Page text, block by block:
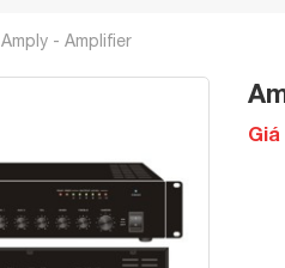
Amply - Amplifier
Giá